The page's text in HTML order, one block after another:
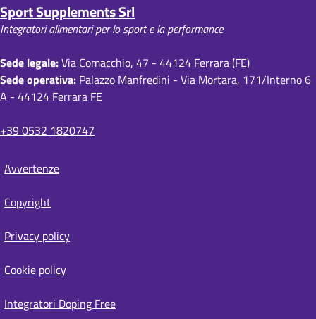
l
e
d
i
p
a
e
Sport Supplements Srl
Integratori alimentari per lo sport e la performance
Sede legale:Via Comacchio, 47 - 44124 Ferrara (FE)
Sede operativa: Palazzo Manfredini - Via Mortara, 171/Interno 6
A - 44124 Ferrara FE
+39 0532 1820747
S
t
m
p
Avvertenze
Copyright
Privacy policy
Cookie policy
Integratori Doping Free